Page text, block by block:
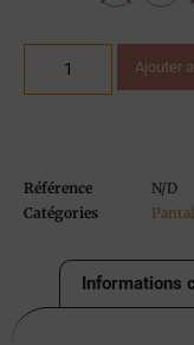
Ajouter
Référence
N/D
Catégories
Informations